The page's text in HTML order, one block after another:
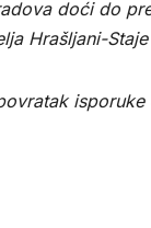
doći do
Hrašljani-